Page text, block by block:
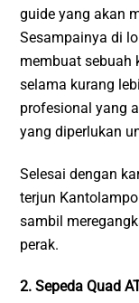
guide yang akan
Sesampainya di
membuat sebuah
selama kurang
profesional yang
yang diperlukan
Selesai dengan
terjun
sambil
perak.
2. Sepeda Quad